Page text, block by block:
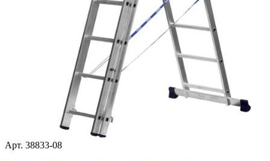
Арт. 38833-08